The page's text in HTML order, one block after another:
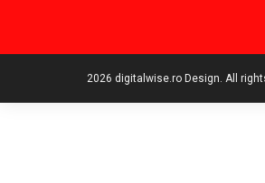
2026 digitalwise.ro Design. All